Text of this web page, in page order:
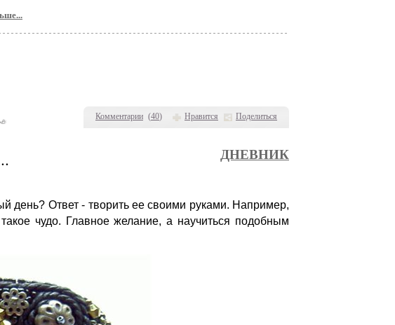
Комментарии (40) Нравится Поделиться
ДНЕВНИК
день? Ответ - творить ее своими руками. Например,
чудо. Главное желание, а научиться подобным